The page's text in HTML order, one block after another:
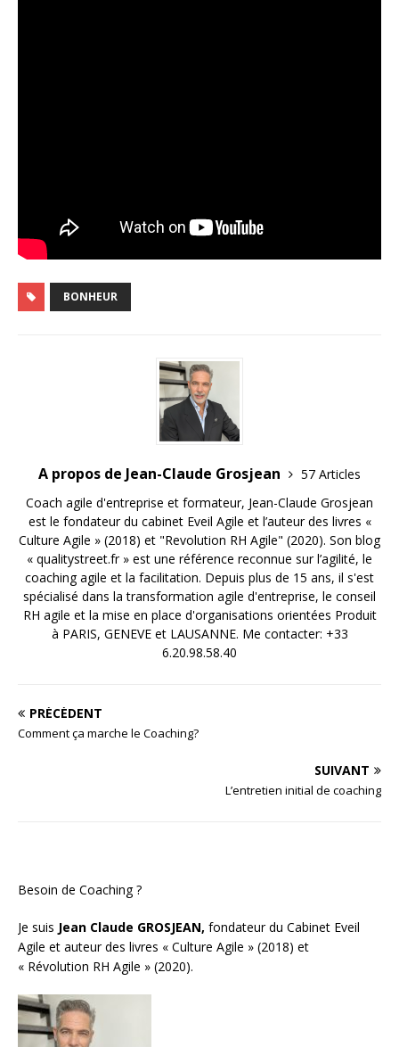
BONHEUR
A propos de Jean-Claude Grosjean
57 Articles
Coach agile d'entreprise et formateur, Jean-Claude Grosjean
est le fondateur du cabinet Eveil Agile et l’auteur des livres «
Culture Agile » (2018) et "Revolution RH Agile" (2020). Son blog
« qualitystreet.fr » est une référence reconnue sur l’agilité, le
coaching agile et la facilitation. Depuis plus de 15 ans, il s'est
spécialisé dans la transformation agile d'entreprise, le conseil
RH agile et la mise en place d'organisations orientées Produit
à PARIS, GENEVE et LAUSANNE. Me contacter: +33
6.20.98.58.40
PRÉCÉDENT
Comment ça marche le Coaching?
SUIVANT
L’entretien initial de coaching
Besoin de Coaching ?
Je suis Jean Claude GROSJEAN, fondateur du Cabinet Eveil
Agile et auteur des livres « Culture Agile » (2018) et
« Révolution RH Agile » (2020).